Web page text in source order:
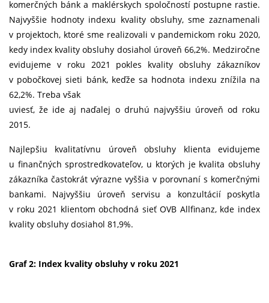
komerčných bánk a maklérskych spoločností postupne rastie.
Najvyššie hodnoty indexu kvality obsluhy, sme zaznamenali
v projektoch, ktoré sme realizovali v pandemickom roku 2020,
kedy index kvality obsluhy dosiahol úroveň 66,2%. Medziročne
evidujeme v roku 2021 pokles kvality obsluhy zákazníkov
v pobočkovej sieti bánk, keďže sa hodnota indexu znížila na
62,2%. Treba však
uviesť, že ide aj naďalej o druhú najvyššiu úroveň od roku
2015.
Najlepšiu kvalitatívnu úroveň obsluhy klienta evidujeme
u finančných sprostredkovateľov, u ktorých je kvalita obsluhy
zákazníka častokrát výrazne vyššia v porovnaní s komerčnými
bankami. Najvyššiu úroveň servisu a konzultácií poskytla
v roku 2021 klientom obchodná sieť OVB Allfinanz, kde index
kvality obsluhy dosiahol 81,9%.
Graf 2: Index kvality obsluhy v roku 2021